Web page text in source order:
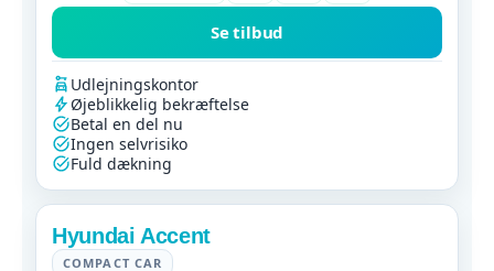
Se tilbud
Udlejningskontor
Øjeblikkelig bekræftelse
Betal en del nu
Ingen selvrisiko
Fuld dækning
Hyundai Accent
COMPACT CAR